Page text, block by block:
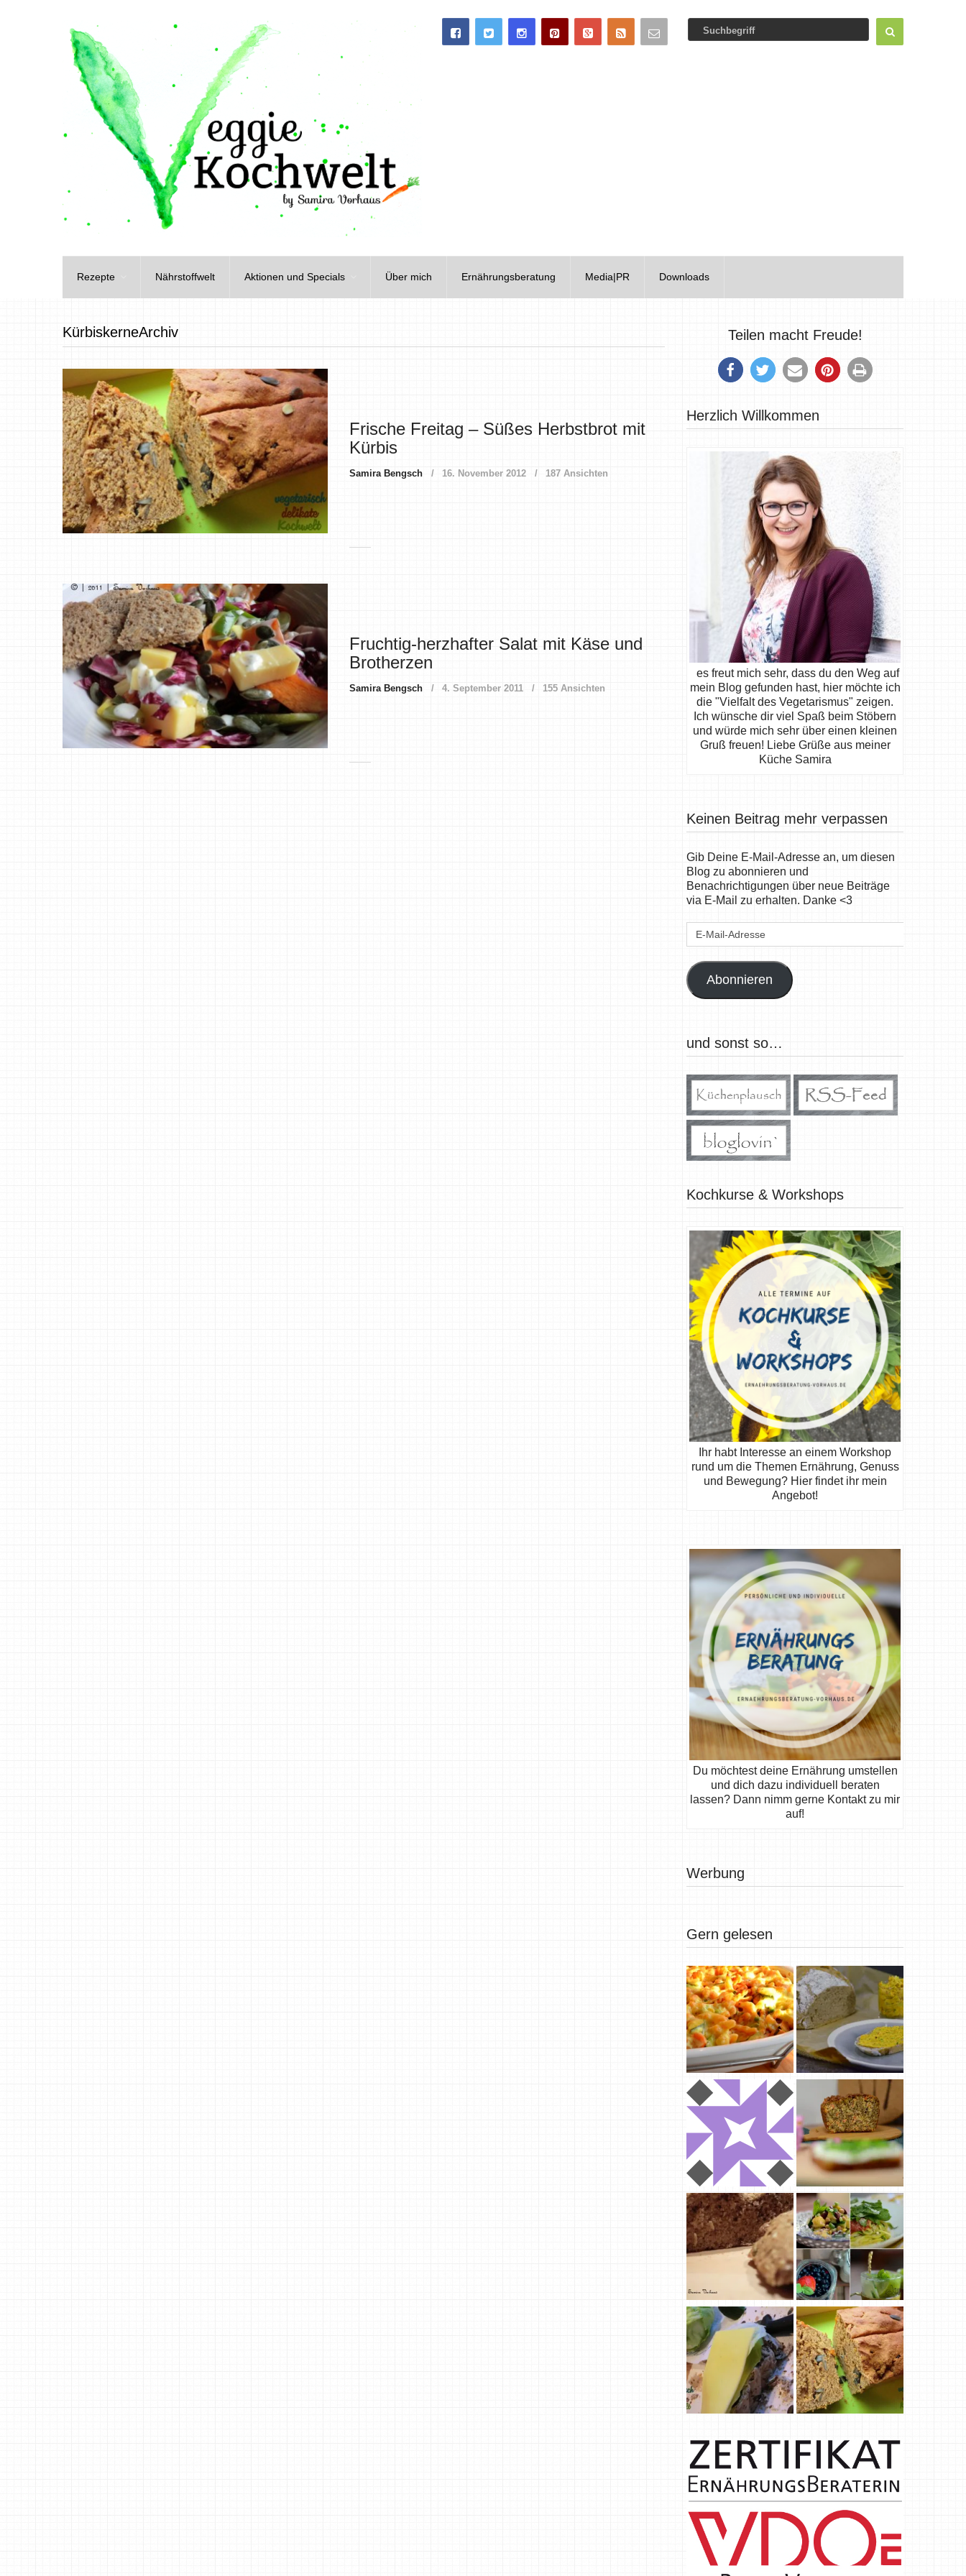
Rezepte Nährstoffwelt Aktionen und Specials Über mich Ernährungsberatung Media|PR Downloads
KürbiskerneArchiv
Frische Freitag – Süßes Herbstbrot mit
Kürbis
Samira Bengsch 16. November 2012 187 Ansichten
Fruchtig-herzhafter Salat mit Käse und
Brotherzen
Samira Bengsch 4. September 2011 155 Ansichten
Teilen macht Freude!
Herzlich Willkommen
es freut mich sehr, dass du den Weg auf
mein Blog gefunden hast, hier möchte ich
die "Vielfalt des Vegetarismus" zeigen.
Ich wünsche dir viel Spaß beim Stöbern
und würde mich sehr über einen kleinen
Gruß freuen! Liebe Grüße aus meiner
Küche Samira
Keinen Beitrag mehr verpassen
Gib Deine E-Mail-Adresse an, um diesen
Blog zu abonnieren und
Benachrichtigungen über neue Beiträge
via E-Mail zu erhalten. Danke <3
E-
Abonnieren
und sonst so…
Kochkurse & Workshops
Ihr habt Interesse an einem Workshop
rund um die Themen Ernährung, Genuss
und Bewegung? Hier findet ihr mein
Angebot!
Du möchtest deine Ernährung umstellen
und dich dazu individuell beraten
lassen? Dann nimm gerne Kontakt zu mir
auf!
Werbung
Gern gelesen